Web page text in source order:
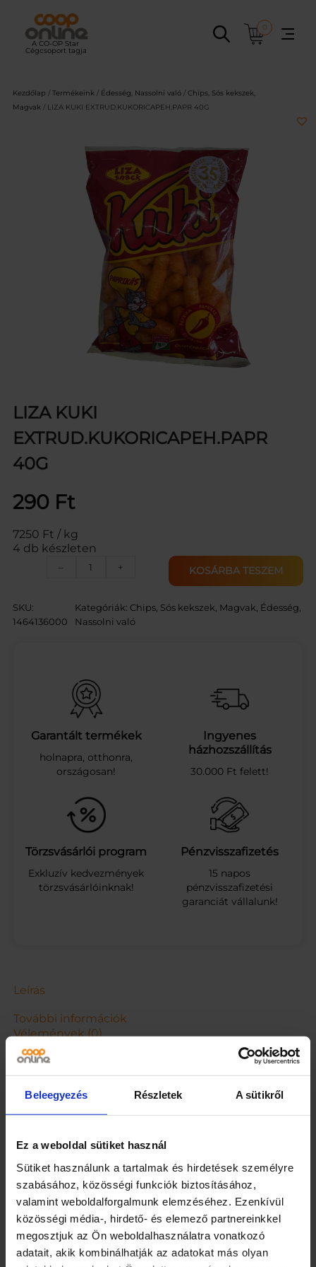
Beleegyezés Részletek A sütikről
Ez a weboldal sütiket használ
Sütiket használunk a tartalmak és hirdetések személyre
szabásához, közösségi funkciók biztosításához,
valamint weboldalforgalmunk elemzéséhez. Ezenkívül
közösségi média-, hirdető- és elemező partnereinkkel
megosztjuk az Ön weboldalhasználatra vonatkozó
adatait, akik kombinálhatják az adatokat más olyan
tartalomhoz
0
Kezdőlap / Termékeink / Édesség, Nassolni való / Chips, Sós kekszek,
Magvak / LIZA KUKI EXTRUD.KUKORICAPEH.PAPR 40G
LIZA KUKI
EXTRUD.KUKORICAPEH.PAPR
40G
290 Ft
7250 Ft / kg
4 db készleten
–
L
A
K
X
T
R
U
.
K
K
O
R
I
C
A
P
0
G
i
é
+ KOSÁRBA TESZEM
SKU:
1464136000
Kategóriák: Chips, Sós kekszek, Magvak Édesség,
Nassolni való
Garantált termékek
holnapra, otthonra,
országosan!
Ingyenes
házhozszállítás
30.000 Ft felett!
Törzsvásárlói program
Exkluzív kedvezmények
törzsvásárlóinknak!
Pénzvisszafizetés
15 napos
pénzvisszafizetési
garanciát vállalunk!
Leírás
További információk
Vélemények (0)